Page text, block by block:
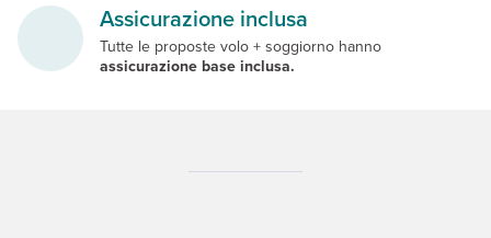
Assicurazione inclusa
Tutte le proposte volo + soggiorno hanno
assicurazione base inclusa.